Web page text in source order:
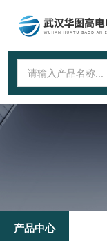
产品中心